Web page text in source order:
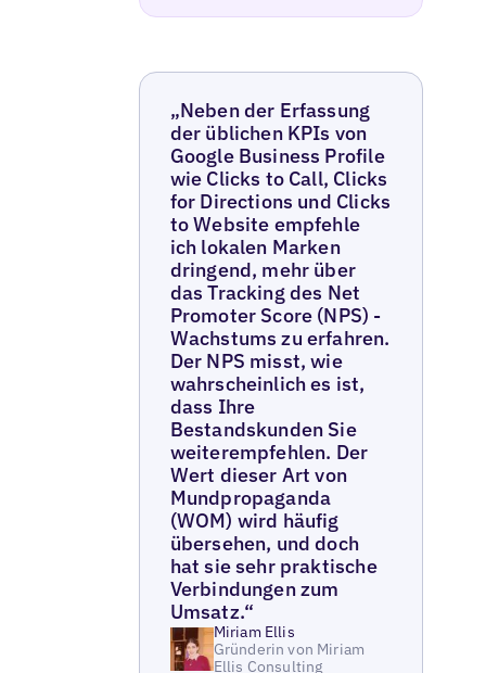
„Neben der Erfassung
der üblichen KPIs von
Google Business Profile
wie Clicks to Call, Clicks
for Directions und Clicks
to Website empfehle
ich lokalen Marken
dringend, mehr über
das Tracking des Net
Promoter Score (NPS) -
Wachstums zu erfahren.
Der NPS misst, wie
wahrscheinlich es ist,
dass Ihre
Bestandskunden Sie
weiterempfehlen. Der
Wert dieser Art von
Mundpropaganda
(WOM) wird häufig
übersehen, und doch
hat sie sehr praktische
Verbindungen zum
Umsatz.“
Miriam Ellis
Gründerin von Miriam
Ellis Consulting